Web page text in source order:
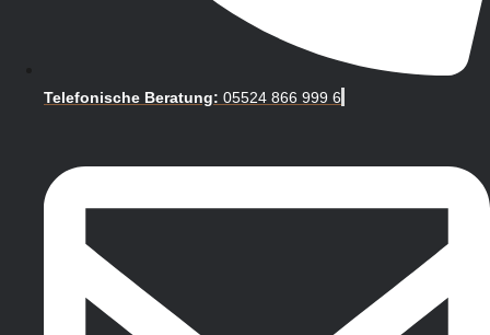
Telefonische Beratung: 05524 866 999 6